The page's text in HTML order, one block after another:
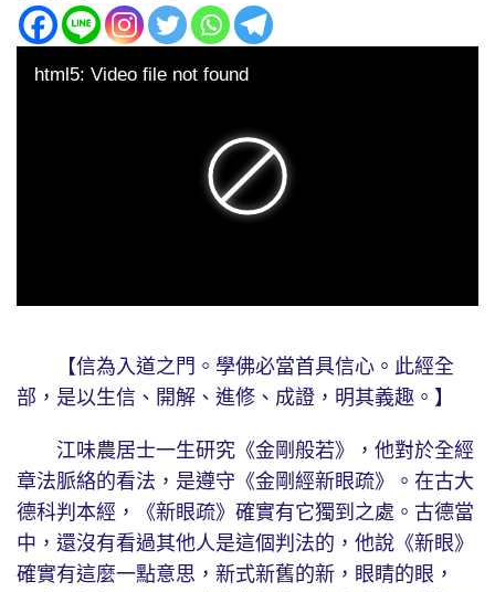
html5: Video file not found
【信為入道之門。學佛必當首具信心。此經全
部，是以生信、開解、進修、成證，明其義趣。】
江味農居士一生研究《金剛般若》，他對於全經
章法脈絡的看法，是遵守《金剛經新眼疏》。在古大
德科判本經，《新眼疏》確實有它獨到之處。古德當
中，還沒有看過其他人是這個判法的，他說《新眼》
確實有這麼一點意思，新式新舊的新，眼睛的眼，